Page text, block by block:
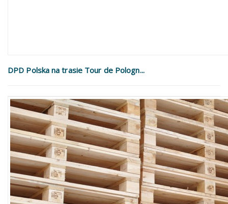
DPD Polska na trasie Tour de Pologn...